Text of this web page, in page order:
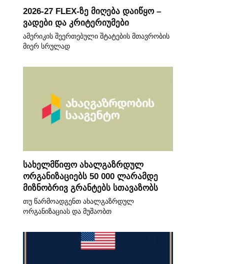
2026-27 FLEX-ზე მიღება დაიწყო –
ვადები და კრიტერიუმები
ამერიკის შეერთებული შტატების მთავრობის
მიერ სრულად
სახელმწიფო ახალგაზრდულ
ორგანიზაციებს 50 000 ლარამდე
მიზნობრივ გრანტებს სთავაზობს
თუ წარმოადგენთ ახალგაზრდულ
ორგანიზაციას და მუშაობთ